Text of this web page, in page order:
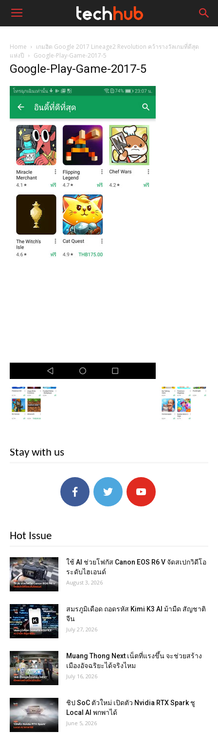
Home
เกมฮิต Google 2017 Lineage2 Revolution คว้ารางวัลเกมที่ดีสุด
แห่งปี
Google-Play-Game-2017-5
Google-Play-Game-2017-5
Stay with us
Hot Issue
ใช้ AI ช่วยโฟกัส Canon EOS R6 V จัดสเปกวิดีโอ
ระดับไฮเอนด์
August 3, 2026
สมรภูมิเดือด ถอดรหัส Kimi K3 AI ม้ามืด สัญชาติ
จีน
July 27, 2026
Muang Thong Next เน็ตที่แรงขึ้น จะช่วยสร้าง
เมืองอัจฉริยะได้จริงไหม
July 16, 2026
ชิป SoC ตัวใหม่ เปิดตัว Nvidia RTX Spark ชู
Local AI พกพาได้
June 5, 2026